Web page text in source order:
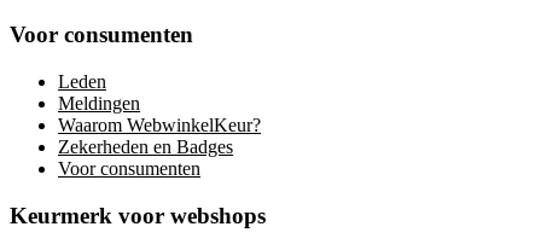
Voor consumenten
Leden
Meldingen
Waarom WebwinkelKeur?
Zekerheden en Badges
Voor consumenten
Keurmerk voor webshops